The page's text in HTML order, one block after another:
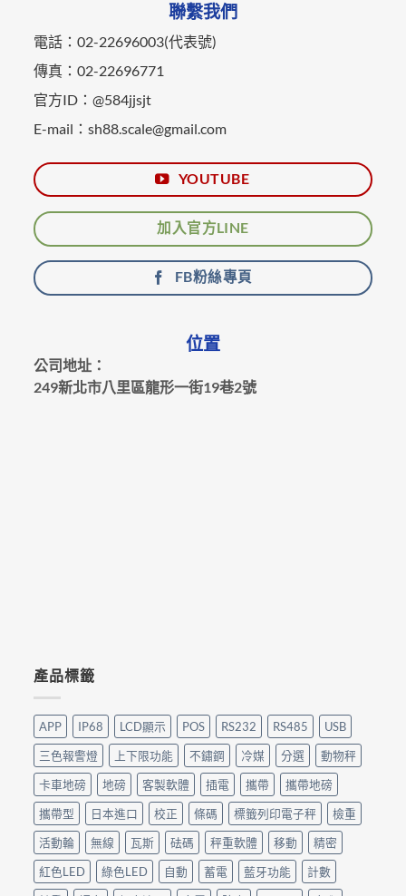
聯繫我們
電話：02-22696003(代表號)
傳真：02-22696771
官方ID：@584jjsjt
E-mail：sh88.scale@gmail.com
YOUTUBE
加入官方LINE
FB粉絲專頁
位置
公司地址：
249新北市八里區龍形一街19巷2號
產品標籤
APP IP68 LCD顯示 POS RS232 RS485
USB
三色報警燈
上下限功能 不鏽鋼 冷媒 分選
動物秤
卡車地磅
地磅 客製軟體 插電 攜帶
攜帶地磅
攜帶型
日本進口 校正 條碼 標籤列印電子秤
檢重
活動輪
無線 瓦斯 砝碼 秤重軟體 移動
精密
紅色LED
綠色LED 自動 蓄電 藍牙功能
計數